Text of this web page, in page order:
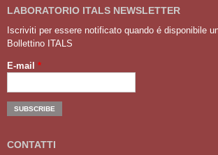
LABORATORIO ITALS NEWSLETTER
Iscriviti per essere notificato quando é disponibile
Bollettino ITALS
E-mail *
CONTATTI